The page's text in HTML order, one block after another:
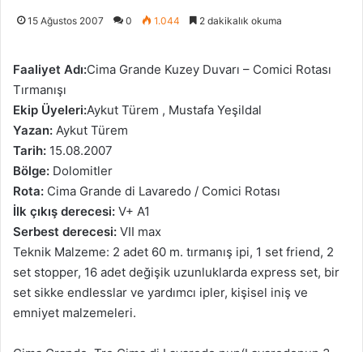
15 Ağustos 2007 0 1.044 2 dakikalık okuma
Faaliyet Adı:Cima Grande Kuzey Duvarı – Comici Rotası
Tırmanışı
Ekip Üyeleri:Aykut Türem , Mustafa Yeşildal
Yazan: Aykut Türem
Tarih: 15.08.2007
Bölge: Dolomitler
Rota: Cima Grande di Lavaredo / Comici Rotası
İlk çıkış derecesi: V+ A1
Serbest derecesi: VII max
Teknik Malzeme: 2 adet 60 m. tırmanış ipi, 1 set friend, 2
set stopper, 16 adet değişik uzunluklarda express set, bir
set sikke endlesslar ve yardımcı ipler, kişisel iniş ve
emniyet malzemeleri.